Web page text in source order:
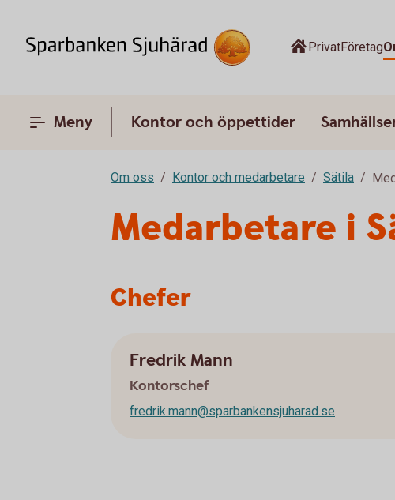
PrivatFöretag
Meny Kontor och öppettider
Om oss Kontor och medarbetare Sätila
Medarbetare i
Chefer
Fredrik Mann
Kontorschef
fredrik.mann@sparbankensjuharad.se